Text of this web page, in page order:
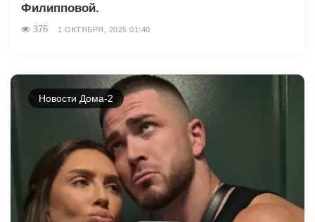
Филипповой.
376 1 ОКТЯБРЯ, 2025 01:40
Новости Дома-2